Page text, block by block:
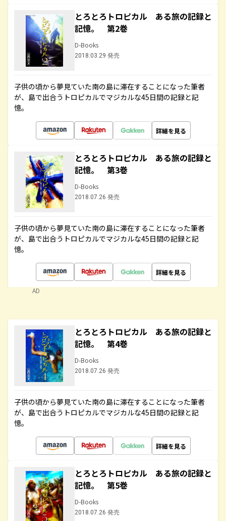
とろとろトロピカル ある旅の記録と
記憶。 第2巻
D-Books
2018.03.29 発売
子供の頃から夢見ていた南の島に滞在することになった筆者
が、島で出合うトロピカルでマジカルな45日間の記録と記
憶。
詳細を見る
とろとろトロピカル ある旅の記録と
記憶。 第3巻
D-Books
2018.07.26 発売
子供の頃から夢見ていた南の島に滞在することになった筆者
が、島で出合うトロピカルでマジカルな45日間の記録と記
憶。
詳細を見る
AD
とろとろトロピカル ある旅の記録と
記憶。 第4巻
D-Books
2018.07.26 発売
子供の頃から夢見ていた南の島に滞在することになった筆者
が、島で出合うトロピカルでマジカルな45日間の記録と記
憶。
詳細を見る
とろとろトロピカル ある旅の記録と
記憶。 第5巻
D-Books
2018.07.26 発売